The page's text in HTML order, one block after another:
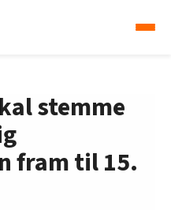
stemme
fram til 15.